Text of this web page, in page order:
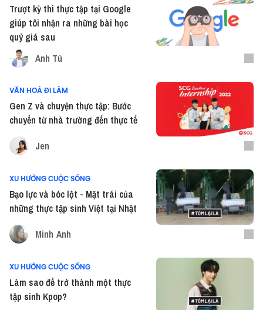
Trượt kỳ thi thực tập tại Google
giúp tôi nhận ra những bài học
quý giá sau
Anh Tú
VĂN HOÁ ĐI LÀM
Gen Z và chuyện thực tập: Bước
chuyển từ nhà trường đến thực tế
Jen
XU HƯỚNG CUỘC SỐNG
Bạo lực và bóc lột - Mặt trái của
những thực tập sinh Việt tại Nhật
Minh Anh
XU HƯỚNG CUỘC SỐNG
Làm sao để trở thành một thực
tập sinh Kpop?